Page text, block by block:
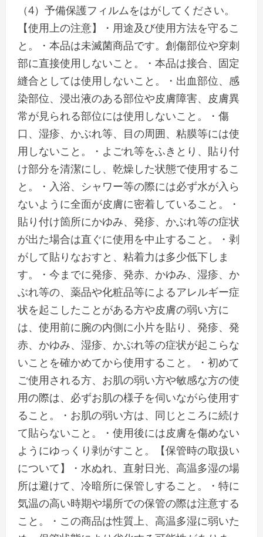
（4）予備保護フィルムをはがしてください。
【使用上の注意】・用途及び使用方法を守るこ
と。・本品は未滅菌商品です。創傷部位や穿刺
部に直接使用しないこと。・本品は接合、固定
縫合としては使用しないこと。・出血部位、感
染部位、浸出液のある部位や皮膚障害、皮膚異
常が見られる部位には使用しないこと。・傷
口、湿疹、かぶれ等、目の周囲、粘膜等には使
用しないこと。・よごれ等をふきとり、貼り付
け部分を清潔にし、乾燥した状態で使用するこ
と。・入浴、シャワー等の際には必ず水が入ら
ないように全面が皮膚に密着していること。・
貼り付け箇所にかゆみ、発疹、かぶれ等の症状
が出た場合は直ぐに使用を中止すること。・剥
がして貼りなおすと、粘着力は多少低下しま
す。・今までに発疹、発赤、かゆみ、湿疹、か
ぶれ等の、薬品や化粧品等によるアレルギー症
状を起こしたことがある方や皮膚の弱い方に
は、使用前に腕の内側に小片を貼り、発疹、発
赤、かゆみ、湿疹、かぶれ等の症状が起こらな
いことを確かめてから使用すること。・初めて
ご使用される方、お肌の弱い方や敏感な方の使
用の際は、必ずお肌の様子を伺いながら使用す
ること。・お肌の弱い方は、同じところに続け
て貼らないこと。・使用後には皮膚を傷めない
ようにゆっくり剥がすこと。【保管時の取扱い
について】・水ぬれ、直射日光、高温多湿の場
所は避けて、冷暗所に保管しすること。・特に
気温の高い時期や場所での保管の際は注意する
こと。・この商品は性質上、高温多湿に弱いた